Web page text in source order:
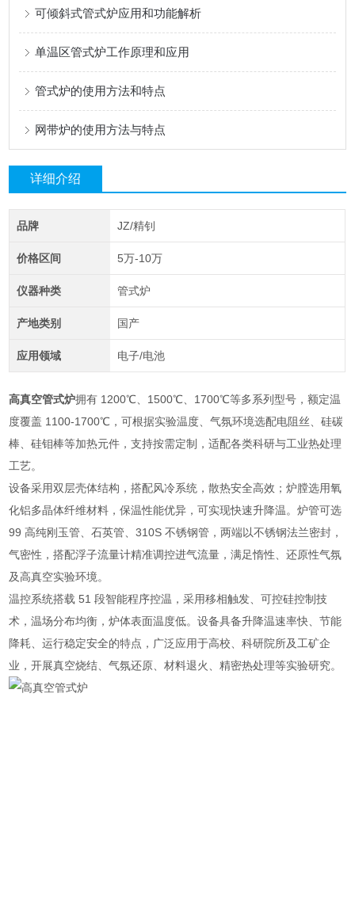
可倾斜式管式炉应用和功能解析
单温区管式炉工作原理和应用
管式炉的使用方法和特点
网带炉的使用方法与特点
详细介绍
品牌 JZ/精钊
价格区间 5万-10万
仪器种类 管式炉
产地类别 国产
应用领域 电子/电池
高真空管式炉拥有 1200℃、1500℃、1700℃等多系列型号，额定温
度覆盖 1100‑1700℃，可根据实验温度、气氛环境选配电阻丝、硅碳
棒、硅钼棒等加热元件，支持按需定制，适配各类科研与工业热处理
工艺。
设备采用双层壳体结构，搭配风冷系统，散热安全高效；炉膛选用氧
化铝多晶体纤维材料，保温性能优异，可实现快速升降温。炉管可选
99 高纯刚玉管、石英管、310S 不锈钢管，两端以不锈钢法兰密封，
气密性，搭配浮子流量计精准调控进气流量，满足惰性、还原性气氛
及高真空实验环境。
温控系统搭载 51 段智能程序控温，采用移相触发、可控硅控制技
术，温场分布均衡，炉体表面温度低。设备具备升降温速率快、节能
降耗、运行稳定安全的特点，广泛应用于高校、科研院所及工矿企
业，开展真空烧结、气氛还原、材料退火、精密热处理等实验研究。